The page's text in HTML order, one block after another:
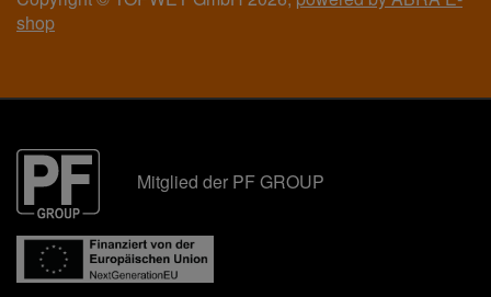
shop
Mitglied der PF GROUP